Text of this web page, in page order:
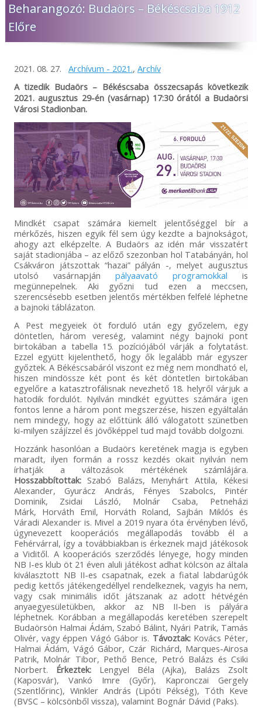
Beharangozó: Budaörs – Békéscsaba 1912
Előre
2021. 08. 27. Archívum - 2021., Archív
A tizedik Budaörs – Békéscsaba összecsapás következik
2021. augusztus 29-én (vasárnap) 17:30 órától a Budaörsi
Városi Stadionban.
Mindkét csapat számára kiemelt jelentőséggel bír a
mérkőzés, hiszen egyik fél sem úgy kezdte a bajnokságot,
ahogy azt elképzelte. A Budaörs az idén már visszatért
saját stadionjába – az előző szezonban hol Tatabányán, hol
Csákváron játszottak “hazai” pályán -, melyet augusztus
utolsó vasárnapján pályaavató programokkal is
megünnepelnek. Aki győzni tud ezen a meccsen,
szerencsésebb esetben jelentős mértékben felfelé léphetne
a bajnoki táblázaton.
A Pest megyeiek öt forduló után egy győzelem, egy
döntetlen, három vereség, valamint négy bajnoki pont
birtokában a tabella 15. pozíciójából várják a folytatást.
Ezzel együtt kijelenthető, hogy ők legalább már egyszer
győztek. A Békéscsabáról viszont ez még nem mondható el,
hiszen mindössze két pont és két döntetlen birtokában
egyelőre a katasztrofálisnak nevezhető 18. helyről várjuk a
hatodik fordulót. Nyilván mindkét együttes számára igen
fontos lenne a három pont megszerzése, hiszen egyáltalán
nem mindegy, hogy az előttünk álló válogatott szünetben
ki-milyen szájízzel és jövőképpel tud majd tovább dolgozni.
Hozzánk hasonlóan a Budaörs keretének magja is egyben
maradt, ilyen formán a rossz kezdés okait nyilván nem
írhatják a változások mértékének számlájára.
Hosszabbítottak:Szabó Balázs, Menyhárt Attila, Kékesi
Alexander, Gyurácz András, Fényes Szabolcs, Pintér
Dominik, Zsidai László, Molnár Csaba, Petneházi
Márk, Horváth Emil, Horváth Roland, Sajbán Miklós és
Váradi Alexander is. Mivel a 2019 nyara óta érvényben lévő,
úgynevezett kooperációs megállapodás tovább él a
Fehérvárral, így a továbbiakban is érkeznek majd játékosok
a Viditől. A kooperációs szerződés lényege, hogy minden
NB I-es klub öt 21 éven aluli játékost adhat kölcsön az általa
kiválasztott NB II-es csapatnak, ezek a fiatal labdarúgók
pedig kettős játékengedéllyel rendelkeznek, vagyis ha nem,
vagy csak minimális időt játszanak az adott hétvégén
anyaegyesületükben, akkor az NB II-ben is pályára
léphetnek. Korábban a megállapodás keretében szerepelt
Budaörsön Halmai Ádám, Szabó Bálint, Nyári Patrik, Tamás
Olivér, vagy éppen Vágó Gábor is. Távoztak:Kovács Péter,
Halmai Ádám, Vágó Gábor, Czár Richárd, Marques-Airosa
Patrik, Molnár Tibor, Pethő Bence, Petró Balázs és Csiki
Norbert. Érkeztek:Lengyel Béla (Ajka), Balázs Zsolt
(Kaposvár), Vankó Imre (Győr), Kapronczai Gergely
(Szentlőrinc), Winkler András (Lipóti Pékség), Tóth Keve
(BVSC – kölcsönből vissza), valamint Bognár Dávid (Paks).